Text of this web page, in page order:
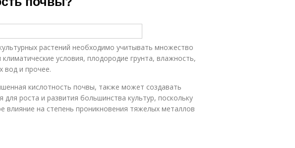
растений необходимо учитывать множество
условия, плодородие грунта, влажность,
вод и прочее.
кислотность почвы, также может создавать
для роста и развития большинства культур, поскольку
влияние на степень проникновения тяжелых металлов